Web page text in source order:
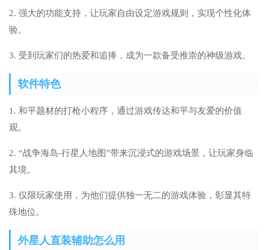
2. 强大的功能支持，让玩家自由设定游戏规则，实现个性化体
验。
3. 受到玩家们的热爱和追捧，成为一款备受推崇的神级游戏。
软件特色
1. 和平题材的打枪小程序，通过游戏传达和平与友爱的价值
观。
2. “战争海岛-行星人地图”带来沉浸式的游戏场景，让玩家身临
其境。
3. 仅限玩家使用，为他们提供独一无二的游戏体验，彰显其特
殊地位。
外星人直装辅助怎么用